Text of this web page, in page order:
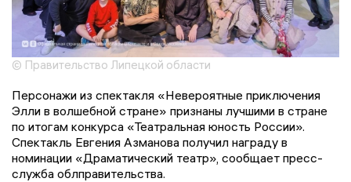
© Правительство Липецкой области
Персонажи из спектакля «Невероятные приключения
Элли в волшебной стране» признаны лучшими в стране
по итогам конкурса «Театральная юность России».
Спектакль Евгения Азманова получил награду в
номинации «Драматический театр», сообщает пресс-
служба облправительства.